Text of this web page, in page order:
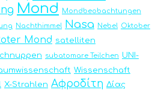
Mond Mondbeobachtungen
Nachthimmel Nasa Nebel Oktober
Mond satelliten
subatomare Teilchen
UNI-
Wissenschaft
X-Strahlen Αφροδίτη Δίας